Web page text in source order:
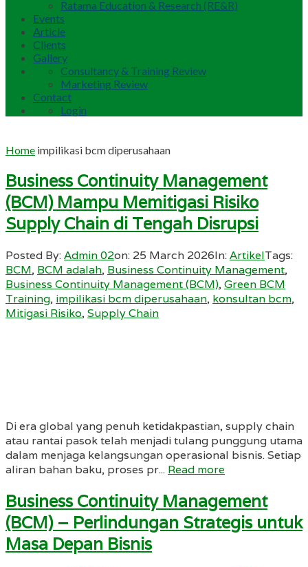
Ratama Education & Research (RE&R)
Events
Article
Clients
Gallery
Consultancy & Training Review
Marketing Review
Contact
Login
Home impilikasi bcm diperusahaan
Business Continuity Management
(BCM) Mampu Memitigasi Risiko
Supply Chain di Tengah Disrupsi
Posted By:Admin 02on: 25 March 2026In:ArtikelTags:
BCM, BCM adalah, Business Continuity Management,
Business Continuity Management (BCM),Green BCM
Training, impilikasi bcm diperusahaan, konsultan bcm,
Mitigasi Risiko,Supply Chain
Di era global yang penuh ketidakpastian, supply chain
atau rantai pasok telah menjadi tulang punggung utama
dalam menjaga kelangsungan operasional bisnis. Setiap
aliran bahan baku, proses pr... Read more
Business Continuity Management
(BCM) – Perlindungan Strategis untuk
Masa Depan Bisnis